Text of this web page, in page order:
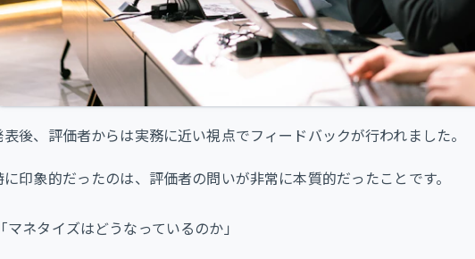
表後、評価者からは実務に近い視点でフィードバックが行われました。
に印象的だったのは、評価者の問いが非常に本質的だったことです。
「マネタイズはどうなっているのか」